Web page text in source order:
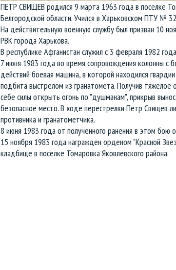
ПЕТР СВИЩЕВ родился 9 марта 1963 года в поселке
Белгородской области. Учился в Харьковском ПТУ №
На действительную военную службу был призван 10
РВК города Харькова.
В республике Афганистан служил с 3 февраля 1982
7 июня 1983 года во время сопровождения колонны с
действий боевая машина, в которой находился
подбита выстрелом из гранатомета. Получив тяжелое
себе силы открыть огонь по "душманам", прикрыв
безопасное место. В ходе перестрелки Петр Свищев
противника и гранатометчика.
8 июня 1983 года от полученного ранения в этом бою
15 ноября 1983 года награжден орденом "Красной
кладбище в поселке Томаровка Яковлевского района.